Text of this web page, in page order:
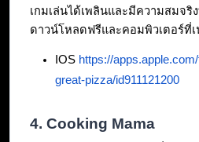
เกมเล่นได้เพลินและมีความสมจริ
ดาวน์โหลดฟรีและคอมพิวเตอร์ที่
IOS https://
great-pizza/id911121200
4. Cooking Mama